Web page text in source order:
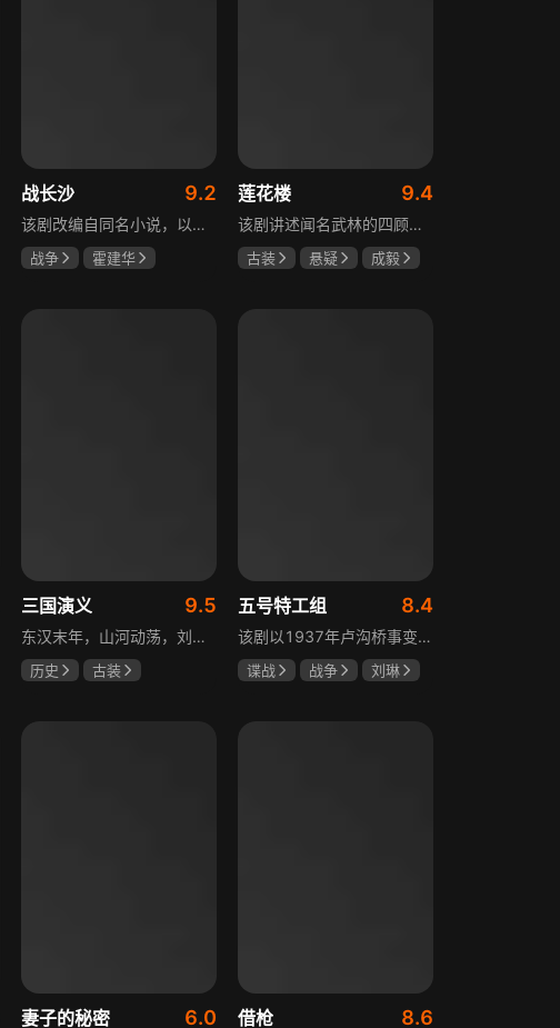
战长沙 9.2
该剧改编自同名小说，以中国近代史上著名的“长沙会战”为背景，借由长沙城一户普通胡姓人家在战争中的命运浮沉，展现战火的无情以及在日军铁蹄侵略下中华儿女奋起抗战的不屈精神。1938年10月日军攻陷武汉，长沙危在旦夕，城中茶园巷的胡家人在孙女婿薛君山的支持下，为最宠爱的龙凤胎湘湘和小满安排退路。薛君山先将湘湘介绍给留洋归来保卫长沙的顾清明，可惜二人一见面便势同水火，薛君山只好另选人家。湘湘订婚当日，蒋介石密令火烧长沙，因指挥失当酿成巨大灾难，繁华古城毁于一旦，很多人包括湘湘的未婚夫一家被活活烧死。焦土上，各地英雄儿女齐聚长沙，和湖南人民一起阻挡敌人铁蹄，胡家人也在劫难中演绎了一幕幕悲欢离合。
战争
霍建华
莲花楼 9.4
该剧讲述闻名武林的四顾门门主李相夷在一次大战后身受重伤，从此退隐江湖成为淡泊名利的“假神医”李莲花。他遇到新交方多病与旧敌笛飞声后，重新卷入江湖。江湖暗流涌动，疑团扑朔迷离，抽丝剥茧方能断出真相，一段荡气回肠的侠义情即将热血展开，展现了侠义、探案与江湖恩怨交织的精彩故事。
古装 悬疑
成毅
三国演义 9.5
东汉末年，山河动荡，刘汉王朝气数将尽。内有十常侍颠倒黑白、祸乱朝纲，外有张氏兄弟高呼“苍天已死，黄巾当立”的口号，掀起浩大的农民起义，一时间狼烟四起，刘家朝廷宛如大厦将倾，岌岌可危。正所谓乱世出英雄，曹操、公孙瓒、袁术、袁绍、吕布、刘备、孙策、关羽、张飞、诸葛亮等各路豪杰不断涌现，从群雄逐鹿到赤壁之战，从魏蜀吴三国鼎立到三分归一统，波澜壮阔的三国时代的大幕缓缓拉开，本片根据中国古典名著《三国演义》改编。
历史
古装
五号特工组 8.4
该剧以1937年卢沟桥事变后的上海为背景，讲述中共地下党员欧阳剑平召集海外同学组成特工组的故事。组员涵盖情报、密码、爆破、神偷等领域人才，他们以法租界上流社会身份为掩护，与日军特高课、汪伪76号等势力展开较量，屡屡涉险却最终完成任务。剧集以真实史料为基础，展现了抗日时期地下工作者的智勇无畏与家国情怀。
谍战 战争
刘琳
妻子的秘密 6.0 借枪 8.6